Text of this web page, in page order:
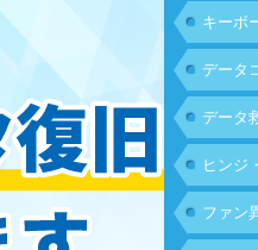
キーボ
不具合
データ
データ
ヒンジ
ファン